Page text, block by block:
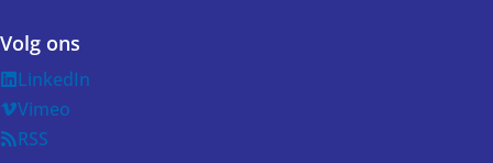
Volg ons
LinkedIn
Vimeo
RSS